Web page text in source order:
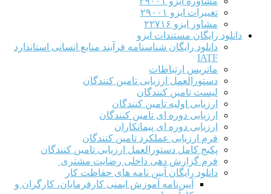
تغییرات ایزو ۲۹۰۰۱
مشاور ایزو ۲۲۷۱۶
دانلود رایگان مستندات ایزو
دانلود رایگان شناسنامه فرآیند منابع انسانی استاندارد
IATF
ماتریس ارتباطات
دستورالعمل ارزیابی تامین کنندگان
لیست تامین کنندگان
ارزیابی اولیه تامین کنندگان
ارزیابی دوره ای تامین کنندگان
ارزیابی دوره ای پیمانکاران
فرم ارزيابی عملکرد تامین کنندگان
پکیج کامل دستورالعمل ارزیابی تامین کنندگان
فرم گزارش دهی داخلی رضایت مشتری
دانلود رایگان آیین نامه های حفاظت کار
آیین‌نامه آموزش ایمنی کارفرمایان، کارگران و